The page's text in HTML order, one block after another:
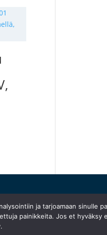
ja tarjoamaan sinulle
painikkeita. Jos et